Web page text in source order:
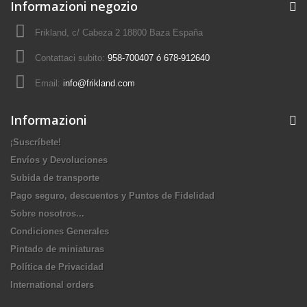
Informazioni negozio
Frikland, c/ Cabeza 2 18800 Baza España
Contattaci subito: 958-700407 ó 678-912640
Email: info@frikland.com
Informazioni
¡Suscríbete!
Envíos y Devoluciones
Subida de transporte
Pago seguro, descuentos y Puntos de Fidelidad
Sobre nosotros...
Condiciones Generales
Pintado de miniaturas
Política de Privacidad
International orders